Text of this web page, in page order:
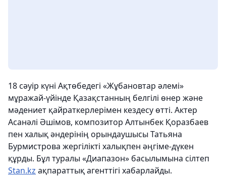
18 сәуір күні Ақтөбедегі «Жұбановтар әлемі»
мұражай-үйінде Қазақстанның белгілі өнер және
мәдениет қайраткерлерімен кездесу өтті. Актер
Асанәлі Әшімов, композитор Алтынбек Қоразбаев
пен халық әндерінің орындаушысы Татьяна
Бурмистрова жергілікті халықпен әңгіме-дүкен
құрды. Бұл туралы «Диапазон» басылымына сілтеп
Stan.kz ақпараттық агенттігі хабарлайды.